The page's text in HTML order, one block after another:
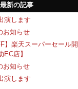
最新の記事
演します
お知らせ
】楽天スーパーセール開
店】
お知らせ
演します